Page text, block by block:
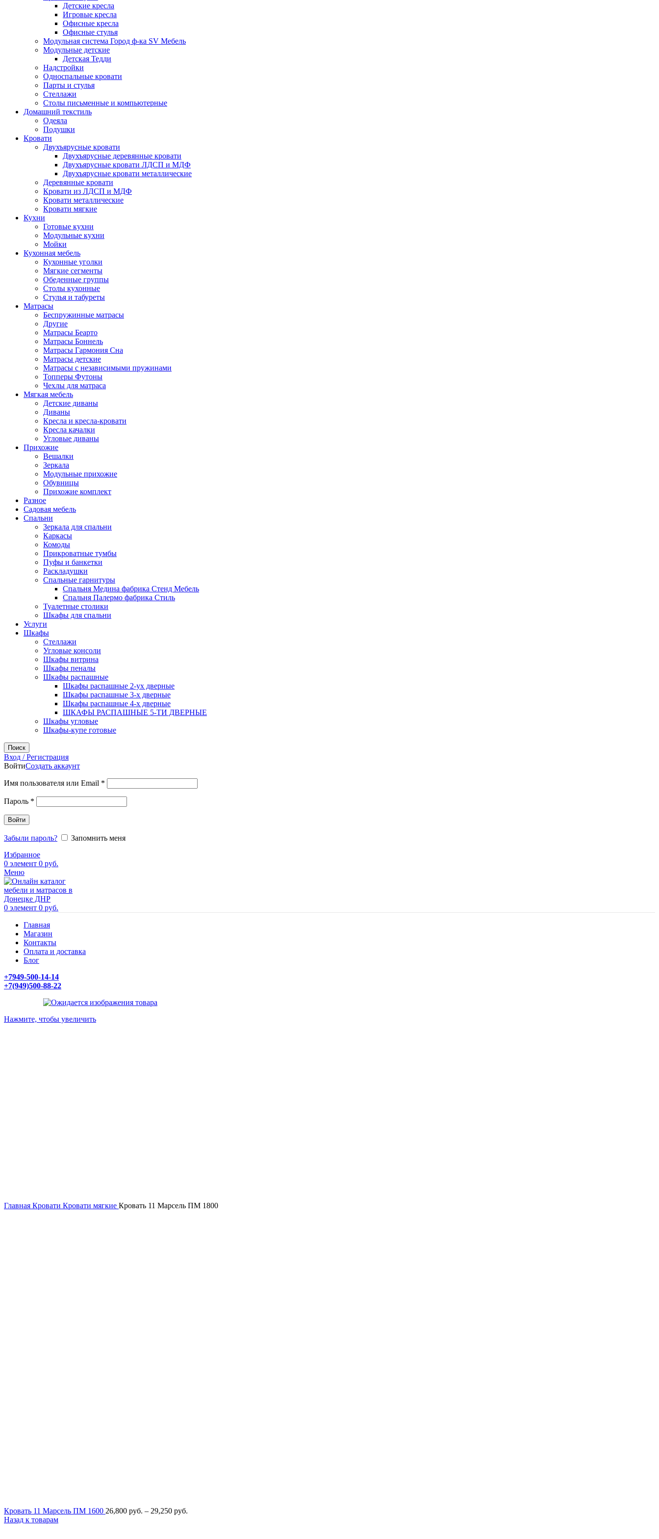
Детские кресла
Игровые кресла
Офисные кресла
Офисные стулья
Модульная система Город ф-ка SV Мебель
Модульные детские
Детская Тедди
Надстройки
Односпальные кровати
Парты и стулья
Стеллажи
Столы письменные и компьютерные
Домашний текстиль
Одеяла
Подушки
Кровати
Двухъярусные кровати
Двухъярусные деревянные кровати
Двухъярусные кровати ЛДСП и МДФ
Двухъярусные кровати металлические
Деревянные кровати
Кровати из ЛДСП и МДФ
Кровати металлические
Кровати мягкие
Кухни
Готовые кухни
Модульные кухни
Мойки
Кухонная мебель
Кухонные уголки
Мягкие сегменты
Обеденные группы
Столы кухонные
Стулья и табуреты
Матрасы
Беспружинные матрасы
Другие
Матрасы Беарто
Матрасы Боннель
Матрасы Гармония Сна
Матрасы детские
Матрасы с независимыми пружинами
Топперы Футоны
Чехлы для матраса
Мягкая мебель
Детские диваны
Диваны
Кресла и кресла-кровати
Кресла качалки
Угловые диваны
Прихожие
Вешалки
Зеркала
Модульные прихожие
Обувницы
Прихожие комплект
Разное
Садовая мебель
Спальни
Зеркала для спальни
Каркасы
Комоды
Прикроватные тумбы
Пуфы и банкетки
Раскладушки
Спальные гарнитуры
Спальня Медина фабрика Стенд Мебель
Спальня Палермо фабрика Стиль
Туалетные столики
Шкафы для спальни
Услуги
Шкафы
Стеллажи
Угловые консоли
Шкафы витрина
Шкафы пеналы
Шкафы распашные
Шкафы распашные 2-ух дверные
Шкафы распашные 3-х дверные
Шкафы распашные 4-х дверные
ШКАФЫ РАСПАШНЫЕ 5-ТИ ДВЕРНЫЕ
Шкафы угловые
Шкафы-купе готовые
Поиск
Вход / Регистрация
ВойтиСоздать аккаунт
Имя пользователя или Email *
Пароль *
Войти
Забыли пароль?
Запомнить меня
Избранное
0 элемент 0 руб.
Меню
0 элемент 0 руб.
Главная
Магазин
Контакты
Оплата и доставка
Блог
+7949-500-14-14
+7(949)500-88-22
Нажмите, чтобы увеличить
Главная Кровати Кровати мягкие Кровать 11 Марсель ПМ 1800
Кровать 11 Марсель ПМ 1600 26,800 руб. – 29,250 руб.
Назад к товарам